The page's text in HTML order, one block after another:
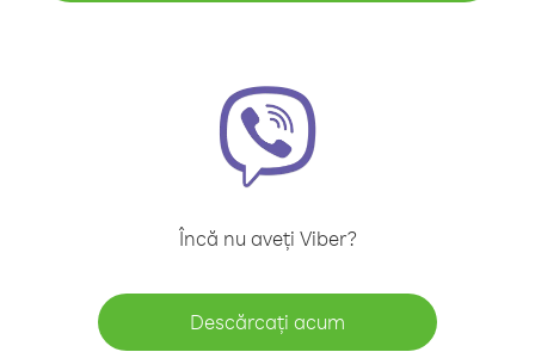
Încă nu aveți Viber?
Descărcați acum